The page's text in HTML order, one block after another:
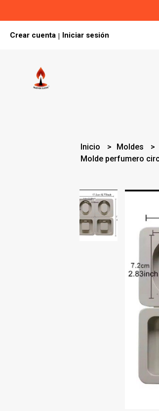
Crear cuenta | Iniciar sesión
Inicio Moldes
Molde perfumero